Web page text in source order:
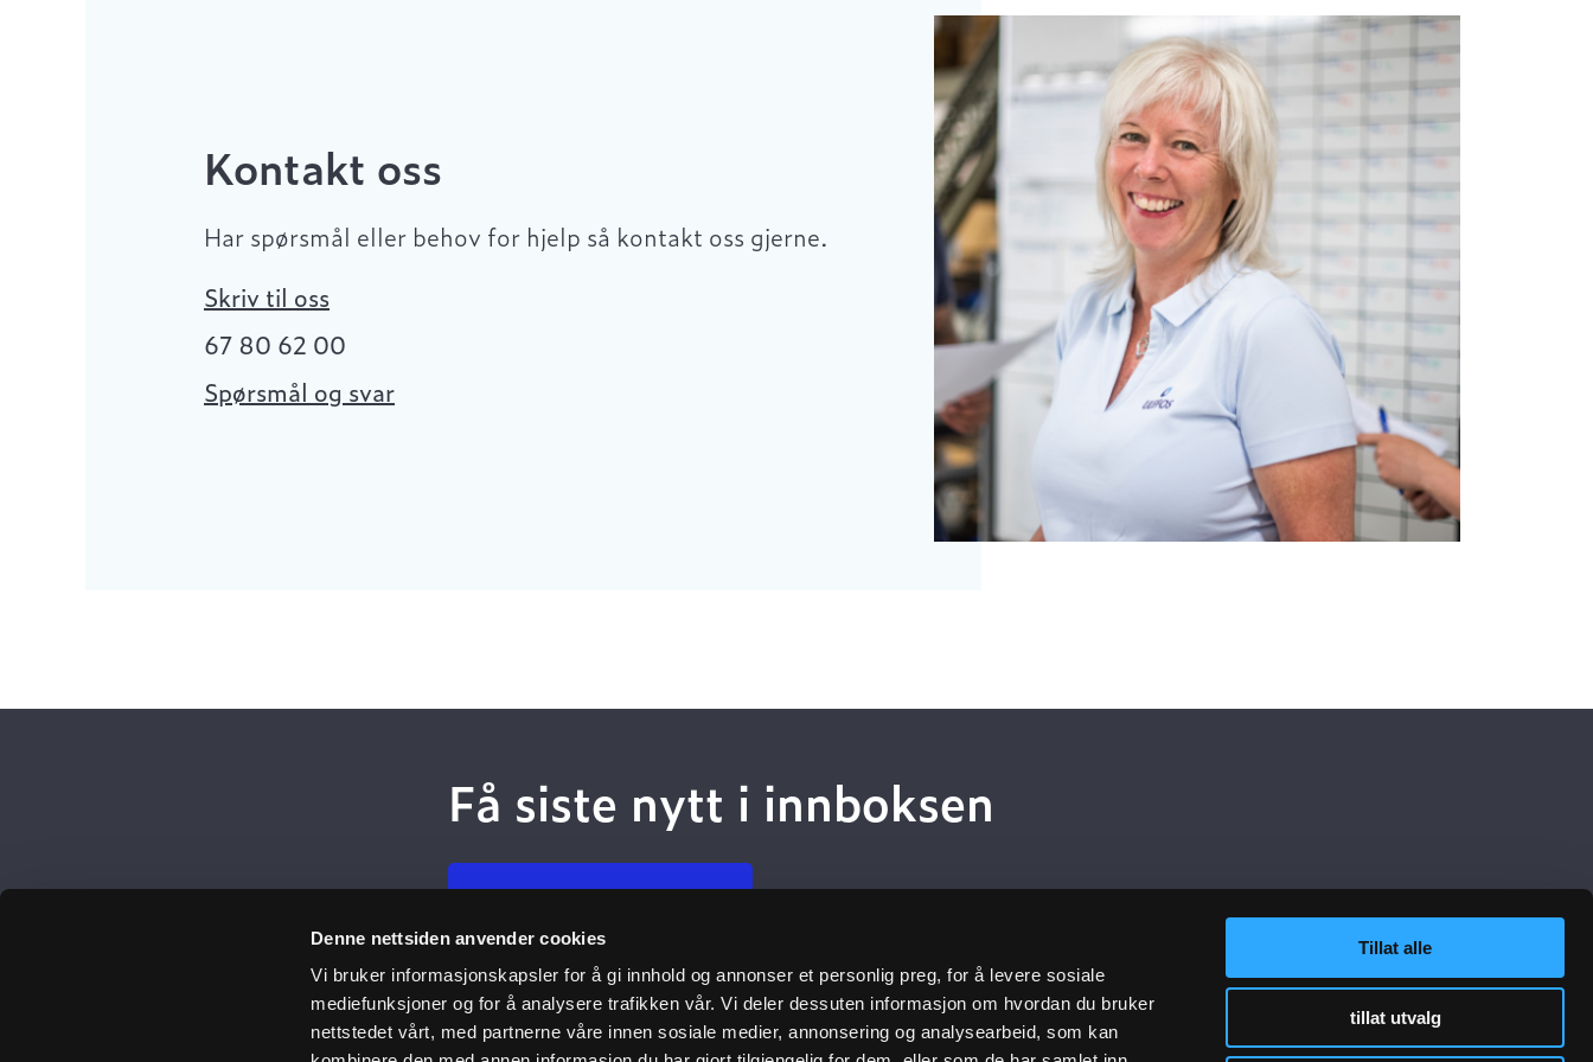
Denne nettsiden anvender cookies
Vi bruker informasjonskapsler for å gi innhold og annonser et personlig preg, for å levere sosiale
mediefunksjoner og for å analysere trafikken vår. Vi deler dessuten informasjon om hvordan du bruker
nettstedet vårt, med partnerne våre innen sosiale medier, annonsering og analysearbeid, som kan
Tillat alle
tillat utvalg
Kontakt oss
Har spørsmål eller behov for hjelp så kontakt oss gjerne.
Skriv til oss
67 80 62 00
Spørsmål og svar
Få siste nytt i innboksen
Meld deg på nyhetsbrev
Ulefos Kundeservice Nyttige lenker